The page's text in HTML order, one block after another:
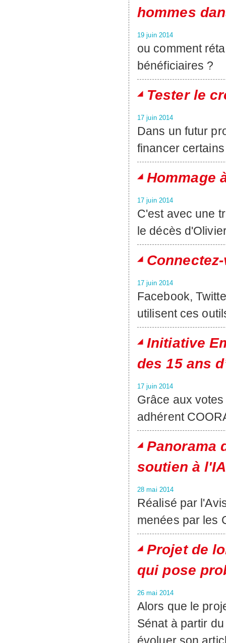
hommes
19 juin 2014
ou comment
bénéficiaires ?
Tester le
17 juin 2014
Dans un futur
financer
Hommage
17 juin 2014
C'est avec une
le décès
17 juin 2014
Facebook,
utilisent ces
Initiative
des 15 ans
17 juin 2014
Grâce aux
adhérent
Panorama
soutien à
28 mai 2014
Réalisé par
menées par les
Projet de
qui pose
26 mai 2014
Alors que le
Sénat à partir